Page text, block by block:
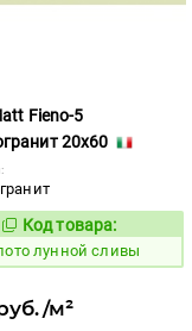
Fieno-5
20x60
521886
Код товара:
лунной сливы
м²